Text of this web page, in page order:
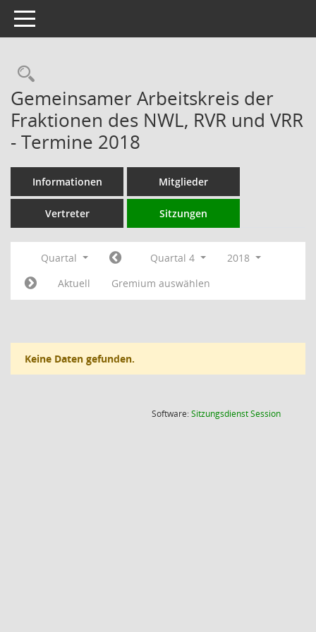
Toggle navigation
Rechercheauswahl
Gemeinsamer Arbeitskreis der
Fraktionen des NWL, RVR und VRR
- Termine 2018
Informationen Mitglieder
Vertreter Sitzungen
Quartal Quartal 4
2018
Aktuell
Gremium auswählen
Keine Daten gefunden.
Software:SitzungsdienstSession(Wird in